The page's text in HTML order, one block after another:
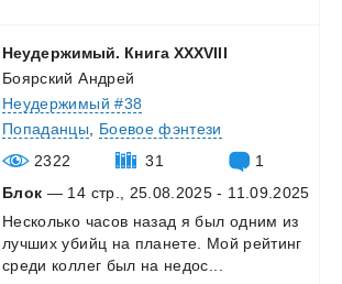
Неудержимый. Книга XXXVIII
Боярский Андрей
Неудержимый #38
Попаданцы
Боевое фэнтези
2322
31
1
Блок — 14 стр., 25.08.2025 - 11.09.2025
Несколько часов назад я был одним из
лучших убийц на планете. Мой рейтинг
среди коллег был на недос...